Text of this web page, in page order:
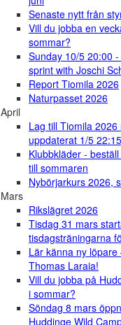
Senaste nytt från
Vill du jobba en
sommar?
Sunday 10/5 20:00
sprint with Joschi
Report Tiomila 2026
Naturpasset 2026
April
Lag till Tiomila 2026
uppdaterat 1/5
Klubbkläder -
till sommaren
Nybörjarkurs 2026,
Mars
Rikslägret 2026
Tisdag 31 mars
tisdagsträningarna
Lär känna ny löpare
Thomas Laraia!
Vill du jobba på
i sommar?
Söndag 8 mars
Huddinge Wild